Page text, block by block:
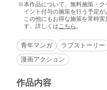
本作品について、無料施策・
イント付与の施策を行う予定が
この他にもお得な施策を常時
す。詳しくは こちら 。
青年マンガ ラブストーリー
漫画アクション
作品内容